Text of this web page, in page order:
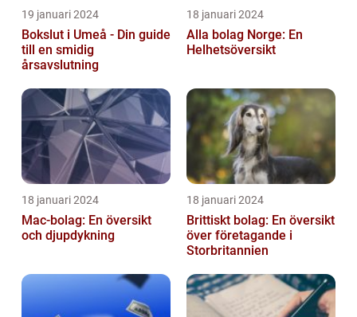
19 januari 2024
Bokslut i Umeå - Din guide
till en smidig
årsavslutning
18 januari 2024
Alla bolag Norge: En
Helhetsöversikt
18 januari 2024
Mac-bolag: En översikt
och djupdykning
18 januari 2024
Brittiskt bolag: En översikt
över företagande i
Storbritannien